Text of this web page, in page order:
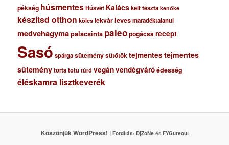
pékség húsmentesHúsvét Kalácskelt tészta kenőke
készítsd otthon köles lekvárlevesmaradéktalanul
medvehagymapalacsinta paleopogácsa recept
Sasó spárgasüteménysütőtöktejmentestejmentes
süteménytorta totu túró vegánvendégváróédesség
éléskamra lisztkeverék
Köszönjük WordPress! | Fordítás: DjZoNeés FYGureout